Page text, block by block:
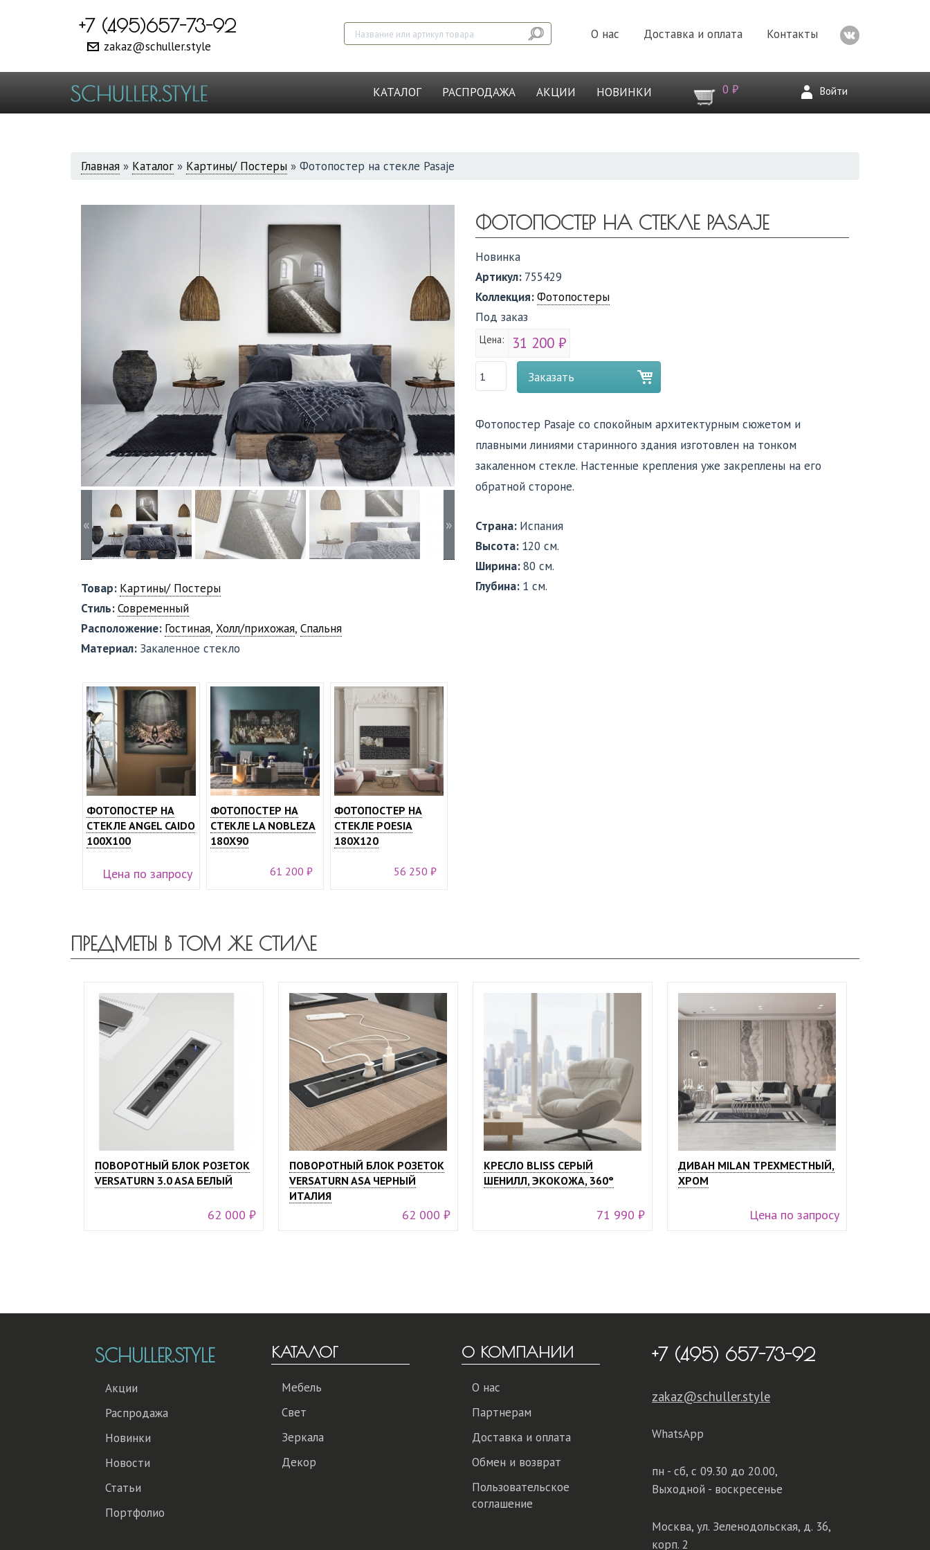
+7 (495)657-73-92
zakaz@schuller.style
О нас Доставка и оплата Контакты
КАТАЛОГ РАСПРОДАЖА АКЦИИ НОВИНКИ 0 ₽ Войти
ВЫ
Главная » Каталог » Картины/ Постеры » Фотопостер на стекле Pasaje
« »
Товар: Картины/ Постеры
Стиль:Современный
Расположение: Гостиная, Холл/прихожая, Спальня
Материал: Закаленное стекло
ФОТОПОСТЕР НА
СТЕКЛЕ ANGEL CAIDO
100Х100
Цена по запросу
ФОТОПОСТЕР НА
СТЕКЛЕ LA NOBLEZA
180Х90
61 200 ₽
ФОТОПОСТЕР НА
СТЕКЛЕ POESIA
180X120
56 250 ₽
ФОТОПОСТЕР НА СТЕКЛЕ PASAJE
Новинка
Артикул: 755429
Коллекция:Фотопостеры
Под заказ
Цена: 31 200 ₽
Заказать
Фотопостер Pasaje со спокойным архитектурным сюжетом и
плавными линиями старинного здания изготовлен на тонком
закаленном стекле. Настенные крепления уже закреплены на его
обратной стороне.
Страна: Испания
Высота: 120 см.
Ширина:80 см.
Глубина: 1 см.
ПРЕДМЕТЫ В ТОМ ЖЕ СТИЛЕ
ПОВОРОТНЫЙ БЛОК РОЗЕТОК
VERSATURN 3.0 ASA БЕЛЫЙ
62 000 ₽
ПОВОРОТНЫЙ БЛОК РОЗЕТОК
VERSATURN ASA ЧЕРНЫЙ
ИТАЛИЯ
62 000 ₽
КРЕСЛО BLISS СЕРЫЙ
ШЕНИЛЛ, ЭКОКОЖА, 360°
71 990 ₽
ДИВАН MILAN ТРЕХМЕСТНЫЙ,
ХРОМ
Цена по запросу
SCHULLER.STYLE
Акции
Распродажа
Новинки
Новости
Статьи
Портфолио
КАТАЛОГ
Мебель
Свет
Зеркала
Декор
О КОМПАНИИ
О нас
Партнерам
Доставка и оплата
Обмен и возврат
Пользовательское
соглашение
+7 (495) 657-73-92
zakaz@schuller.style
WhatsApp
пн - сб, с 09.30 до 20.00,
Выходной - воскресенье
Москва, ул. Зеленодольская, д. 36,
корп. 2